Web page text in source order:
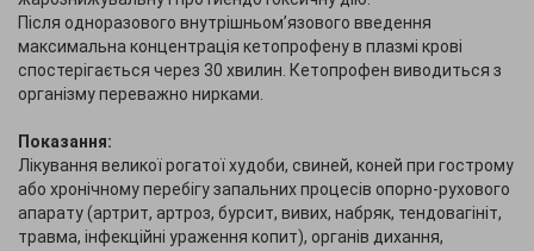
Після одноразового внутрішньом’язового введення
максимальна концентрація кетопрофену в плазмі крові
спостерігається через 30 хвилин. Кетопрофен виводиться з
організму переважно нирками.
Показання:
Лікування великої рогатої худоби, свиней, коней при гострому
або хронічному перебігу запальних процесів опорно-рухового
апарату (артрит, артроз, бурсит, вивих, набряк, тендовагініт,
травма, інфекційні ураження копит), органів дихання,